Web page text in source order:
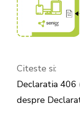
Citeste si:
Declaratia
despre